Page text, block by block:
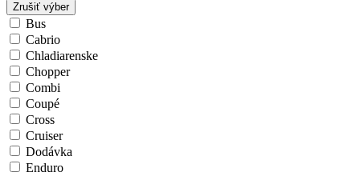
Zrušiť výber
Bus
Cabrio
Chladiarenske
Chopper
Combi
Coupé
Cross
Cruiser
Dodávka
Enduro